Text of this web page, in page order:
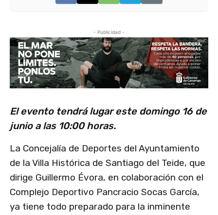
- Publicidad -
El evento tendrá lugar este domingo 16 de
junio a las 10:00 horas.
La Concejalía de Deportes del Ayuntamiento
de la Villa Histórica de Santiago del Teide, que
dirige Guillermo Évora, en colaboración con el
Complejo Deportivo Pancracio Socas García,
ya tiene todo preparado para la inminente